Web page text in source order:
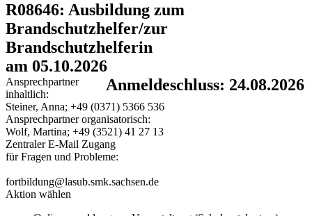
R08646: Ausbildung zum
Brandschutzhelfer/zur
Brandschutzhelferin
am 05.10.2026
Anmeldeschluss: 24.08.2026
Ansprechpartner
inhaltlich:
Steiner, Anna; +49 (0371) 5366 536
Ansprechpartner organisatorisch:
Wolf, Martina; +49 (3521) 41 27 13
Zentraler E-Mail Zugang
für Fragen und Probleme:
fortbildung@lasub.smk.sachsen.de
Aktion wählen